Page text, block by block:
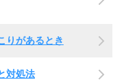
りがあるとき
対処法